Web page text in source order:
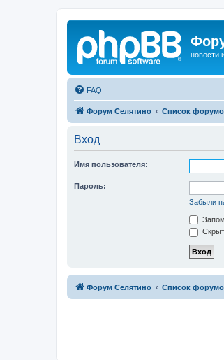
новости
FAQ
Форум Селятино Список
Вход
Имя пользователя:
Пароль:
Забыли
Форум Селятино Список